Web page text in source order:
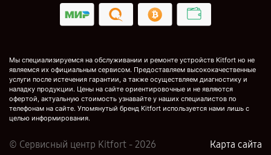
Мы специализируемся на обслуживании и ремонте устройств Kitfort но не
являемся их официальным сервисом. Предоставляем высококачественные
услуги после истечения гарантии, а также осуществляем диагностику и
наладку продукции. Цены на сайте ориентировочные и не являются
офертой, актуальную стоимость узнавайте у наших специалистов по
телефонам на сайте. Упомянутый бренд Kitfort используется нами лишь с
целью информирования.
© Сервисный центр Kitfort - 2026 Карта сайта